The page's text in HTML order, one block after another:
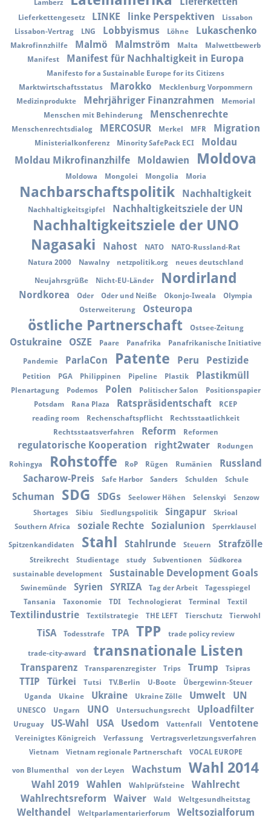
Lamberz
Lieferkettengesetz LINKE linke Perspektiven
Lissabon
Lissabon-Vertrag
LNG Lobbyismus Löhne Lukaschenko
Makrofinnzhilfe Malmö Malmström Malta
Malwettbewerb
Manifest
Manifest für Nachhaltigkeit in Europa
Manifesto for a Sustainable Europe for its Citizens
Marktwirtschaftsstatus
Marokko
Mecklenburg Vorpommern
Medizinprodukte
Mehrjähriger Finanzrahmen
Memorial
Menschen mit Behinderung
Menschenrechte
Menschenrechtsdialog MERCOSUR Merkel MFR Migration
Ministerialkonferenz Minority SafePack ECI
Moldau
Moldau Mikrofinanzhilfe
Moldawien Moldova
Moldowa Mongolei Mongolia Moria
Nachbarschaftspolitik Nachhaltigkeit
Nachhaltigkeitsgipfel Nachhaltigkeitsziele der UN
Nachhaltigkeitsziele der UNO
Nagasaki
Nahost NATO
NATO-Russland-Rat
Natura 2000
Nawalny netzpolitik.org neues deutschland
Neujahrsgrüße Nicht-EU-Länder Nordirland
Nordkorea Oder Oder und Neiße Okonjo-Iweala
Olympia
Osterweiterung
Osteuropa
östliche Partnerschaft Ostsee-Zeitung
Ostukraine OSZE Paare Panafrika Panafrikanische Initiative
Pandemie ParlaCon Patente Peru Pestizide
Petition PGA Philippinen Pipeline Plastik Plastikmüll
Plenartagung Podemos Polen Politischer Salon
Positionspapier
Potsdam
Rana Plaza Ratspräsidentschaft
RCEP
reading room
Rechenschaftspflicht
Rechtsstaatlichkeit
Rechtsstaatsverfahren
Reform Reformen
regulatorische Kooperation right2water Rodungen
Rohingya Rohstoffe RoP Rügen Rumänien
Russland
Sacharow-Preis
Safe Harbor Sanders Schulden Schule
Schuman SDG SDGs Seelower Höhen Selenskyi
Senzow
Shortages
Sibiu Siedlungspolitik Singapur
Skrioal
Southern Africa
soziale Rechte Sozialunion Sperrklausel
Spitzenkandidaten Stahl Stahlrunde Steuern Strafzölle
Streikrecht Studientage study Subventionen
Südkorea
sustainable development
Sustainable Development Goals
Swinemünde Syrien SYRIZA Tag der Arbeit
Tagesspiegel
Tansania
Taxonomie TDI Technologierat Terminal Textil
Textilindustrie Textilstrategie THE LEFT Tierschutz Tierwohl
TiSA Todesstrafe TPA TPP trade policy review
trade-city-award transnationale Listen
Transparenz Transparenzregister Trips Trump Tsipras
TTIP Türkei Tutsi TV.Berlin U-Boote
Übergewinn-Steuer
Uganda
Ukaine Ukraine Ukraine Zölle Umwelt UN
UNESCO Ungarn UNO Untersuchungsrecht Uploadfilter
Uruguay US-Wahl USA Usedom Vattenfall Ventotene
Vereinigtes Königreich Verfassung
Vertragsverletzungsverfahren
Vietnam
Vietnam regionale Partnerschaft VOCAL EUROPE
von Blumenthal von der Leyen Wachstum Wahl 2014
Wahl 2019 Wahlen Wahlprüfsteine
Wahlrecht
Wahlrechtsreform
Waiver Wald Weltgesundheitstag
Welthandel Weltparlamentarierforum Weltsozialforum